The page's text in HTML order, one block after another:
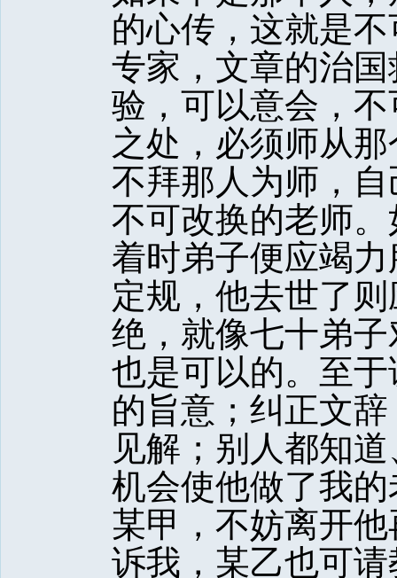
的心传，这就是
专家，文章的治
验，可以意会，
之处，必须师从
不拜那人为师，
不可改换的老师
着时弟子便应竭
定规，他去世了
绝，就像七十弟
也是可以的。至
的旨意；纠正文
见解；别人都知
机会使他做了我
某甲，不妨离开
诉我，某乙也可